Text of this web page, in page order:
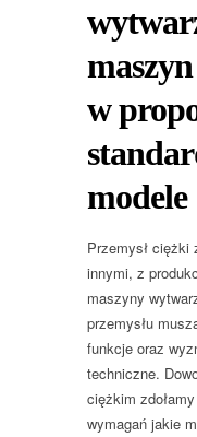
w
modele
Przemysł ciężki
innymi, z
maszyny
przemysłu
funkcje oraz
techniczne.
ciężkim
wymagań jakie